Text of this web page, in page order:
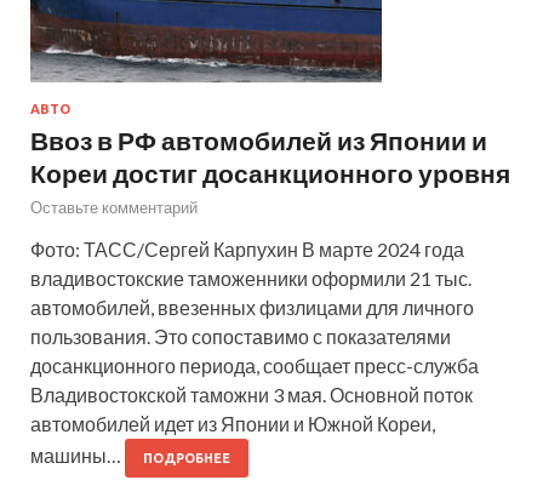
АВТО
Ввоз в РФ автомобилей из Японии и
Кореи достиг досанкционного уровня
Оставьте комментарий
Фото: ТАСС/Сергей Карпухин В марте 2024 года
владивостокские таможенники оформили 21 тыс.
автомобилей, ввезенных физлицами для личного
пользования. Это сопоставимо с показателями
досанкционного периода, сообщает пресс-служба
Владивостокской таможни 3 мая. Основной поток
автомобилей идет из Японии и Южной Кореи,
машины…
ПОДРОБНЕЕ